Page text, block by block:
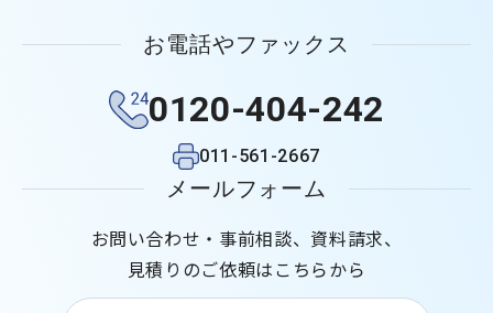
お電話やファックス
0120-404-242
011-561-2667
メールフォーム
お問い合わせ・事前相談、資料請求、
見積りのご依頼はこちらから